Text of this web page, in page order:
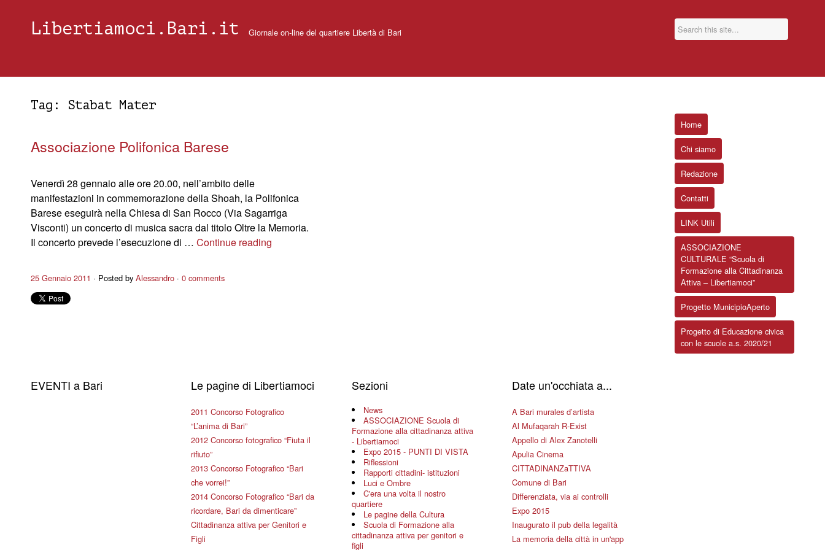
Libertiamoci.Bari.it Giornale on-line del quartiere Libertà di Bari
Tag: Stabat Mater
Associazione Polifonica Barese
Venerdì 28 gennaio alle ore 20.00, nell’ambito delle
manifestazioni in commemorazione della Shoah, la Polifonica
Barese eseguirà nella Chiesa di San Rocco (Via Sagarriga
Visconti) un concerto di musica sacra dal titolo Oltre la Memoria.
Il concerto prevede l’esecuzione di … Continue reading
25 Gennaio 2011 Posted by Alessandro 0 comments
EVENTI a Bari Le pagine di Libertiamoci
2011 Concorso Fotografico
“L’anima di Bari”
2012 Concorso fotografico “Fiuta il
rifiuto”
2013 Concorso Fotografico “Bari
che vorrei!”
2014 Concorso Fotografico “Bari da
ricordare, Bari da dimenticare”
Cittadinanza attiva per Genitori e
Figli
Sezioni
News
ASSOCIAZIONE Scuola di
Formazione alla cittadinanza attiva
- Libertiamoci
Expo 2015 - PUNTI DI VISTA
Riflessioni
Rapporti cittadini- istituzioni
Luci e Ombre
C'era una volta il nostro
quartiere
Le pagine della Cultura
Scuola di Formazione alla
cittadinanza attiva per genitori e
figli
Date un'occhiata a...
A Bari murales d’artista
Al Mufaqarah R-Exist
Appello di Alex Zanotelli
Apulia Cinema
CITTADINANZaTTIVA
Comune di Bari
Differenziata, via ai controlli
Expo 2015
Inaugurato il pub della legalità
La memoria della città in un'app
Home
Chi siamo
Redazione
Contatti
LINK Utili
ASSOCIAZIONE
CULTURALE “Scuola di
Formazione alla Cittadinanza
Attiva – Libertiamoci”
Progetto MunicipioAperto
Progetto di Educazione civica
con le scuole a.s. 2020/21